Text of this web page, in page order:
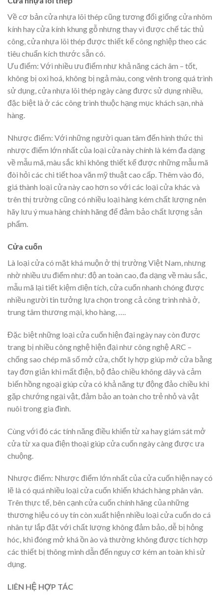
Về cơ bản cửa nhựa lõi thép cũng tương đối giống cửa nhôm
kính hay cửa kính khung gỗ nhưng thay vì được chế tác thủ
công, cửa nhựa lõi thép được thiết kế công nghiệp theo các
tiêu chuẩn kích thước sẵn có.
Ưu điểm: Với nhiều ưu điểm như khả năng cách âm – tốt,
không bị oxi hoá, không bị ngả màu, cong vênh trong quá trình
sử dụng, cửa nhựa lõi thép ngày càng được sử dụng nhiều,
đặc biệt là ở các công trình thuộc hạng mục khách sạn, nhà
hàng.
Nhược điểm: Với những người quan tâm đến hình thức thì
nhược điểm lớn nhất của loại cửa này chính là kém đa dạng
về mẫu mã, màu sắc khi không thiết kế được những mẫu mã
đòi hỏi các chi tiết hoa văn mỹ thuật cao cấp. Thêm vào đó,
giá thành loại cửa này cao hơn so với các loại cửa khác và
trên thị trường cũng có nhiều loại hàng kém chất lượng nên
hãy lưu ý mua hàng chính hãng để đảm bảo chất lượng sản
phẩm.
Cửa cuốn
Là loại cửa có mặt khá muộn ở thị trường Việt Nam, nhưng
nhờ nhiều ưu điểm như: độ an toàn cao, đa dạng về màu sắc,
mẫu mã lại tiết kiệm diện tích, cửa cuốn nhanh chóng được
nhiều người tin tưởng lựa chọn trong cả công trình nhà ở,
trung tâm thương mại, kho hàng, ….
Đặc biệt những loại cửa cuốn hiện đại ngày nay còn được
trang bị nhiều công nghệ hiện đại như công nghệ ARC –
chống sao chép mã số mở cửa, chốt ly hợp giúp mở cửa bằng
tay đơn giản khi mất điện, bộ đảo chiều không dây và cảm
biến hồng ngoại giúp cửa có khả năng tự động đảo chiều khi
gặp chướng ngại vật, đảm bảo an toàn cho trẻ nhỏ và vật
nuôi trong gia đình.
Cùng với đó các tính năng điều khiển từ xa hay giám sát mở
cửa từ xa qua điện thoại giúp cửa cuốn ngày càng được ưa
chuộng.
Nhược điểm: Nhược điểm lớn nhất của cửa cuốn hiện nay có
lẽ là có quá nhiều loại cửa cuốn khiến khách hàng phân vân.
Trên thực tế, bên cạnh cửa cuốn chính hãng của những
thương hiệu có uy tín còn xuất hiện nhiều loại cửa cuốn do cá
nhân tự lắp đặt với chất lượng không đảm bảo, dễ bị hỏng
hóc, khi đóng mở khá ồn ào và thường không được tích hợp
các thiết bị thông minh dẫn đến nguy cơ kém an toàn khi sử
dụng.
LIÊN HỆ HỢP TÁC